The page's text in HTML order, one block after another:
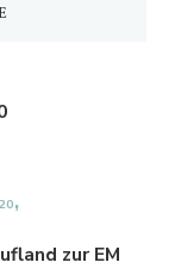
zur EM